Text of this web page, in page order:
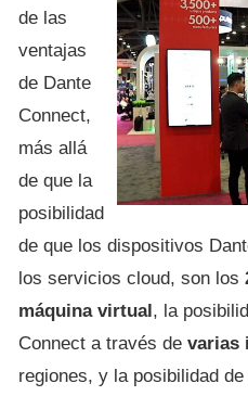
de las
ventajas
de Dante
Connect,
más allá
de que la
posibilidad
de que los dispositivos
los servicios cloud, son los
máquina virtual, la
Connect a través de varias
regiones, y la posibilidad